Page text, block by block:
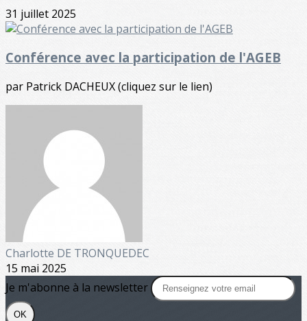
31 juillet 2025
Conférence avec la participation de l'AGEB
par Patrick DACHEUX (cliquez sur le lien)
Charlotte DE TRONQUEDEC
15 mai 2025
Je m'abonne à la newsletter
OK